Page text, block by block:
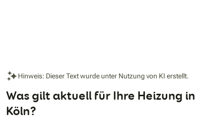
Hinweis: Dieser Text wurde unter Nutzung von KI erstellt.
Was gilt aktuell für Ihre Heizung in
Köln?